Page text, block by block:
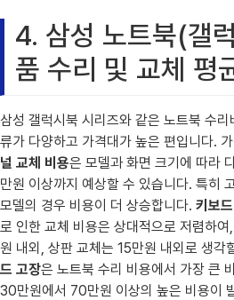
4. 삼성 노트북(갤
품 수리 및 교체 평
삼성 갤럭시북 시리즈와 같은 노트북 수
류가 다양하고 가격대가 높은 편입니다.
널 교체 비용은 모델과 화면 크기에 따라
만원 이상까지 예상할 수 있습니다. 특히
모델의 경우 비용이 더 상승합니다. 키보
로 인한 교체 비용은 상대적으로 저렴하
원 내외, 상판 교체는 15만원 내외로 생각
드 고장은 노트북 수리 비용에서 가장 큰
30만원에서 70만원 이상의 높은 비용이